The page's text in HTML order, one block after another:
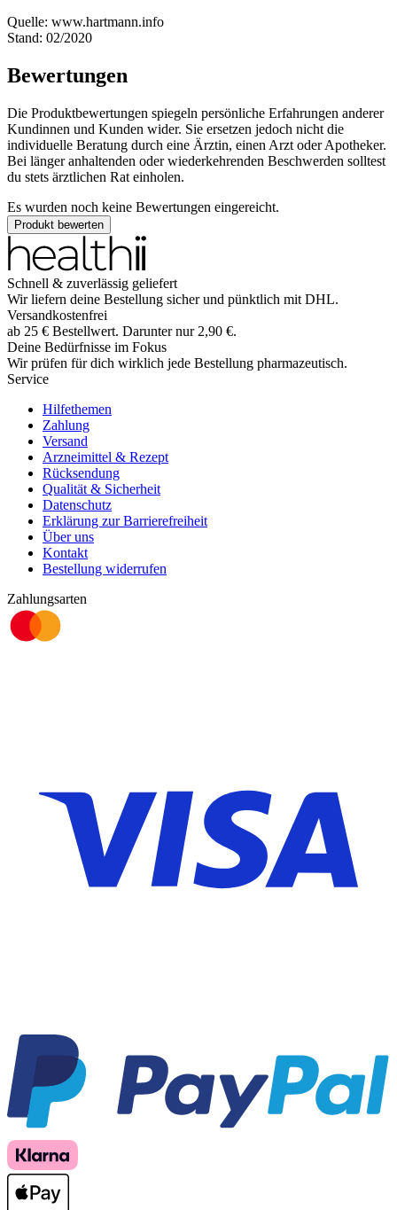
Quelle: www.hartmann.info
Stand: 02/2020
Bewertungen
Die Produktbewertungen spiegeln persönliche Erfahrungen anderer
Kundinnen und Kunden wider. Sie ersetzen jedoch nicht die
individuelle Beratung durch eine Ärztin, einen Arzt oder Apotheker.
Bei länger anhaltenden oder wiederkehrenden Beschwerden solltest
du stets ärztlichen Rat einholen.
Es wurden noch keine Bewertungen eingereicht.
Produkt bewerten
Schnell & zuverlässig geliefert
Wir liefern deine Bestellung sicher und pünktlich mit DHL.
Versandkostenfrei
ab 25 € Bestellwert. Darunter nur 2,90 €.
Deine Bedürfnisse im Fokus
Wir prüfen für dich wirklich jede Bestellung pharmazeutisch.
Service
Hilfethemen
Zahlung
Versand
Arzneimittel & Rezept
Rücksendung
Qualität & Sicherheit
Datenschutz
Erklärung zur Barrierefreiheit
Über uns
Kontakt
Bestellung widerrufen
Zahlungsarten